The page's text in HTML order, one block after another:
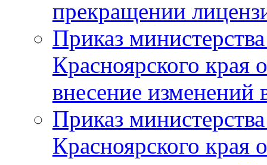
прекращении
Приказ
Красноярского
внесение изменений
Приказ
Красноярского